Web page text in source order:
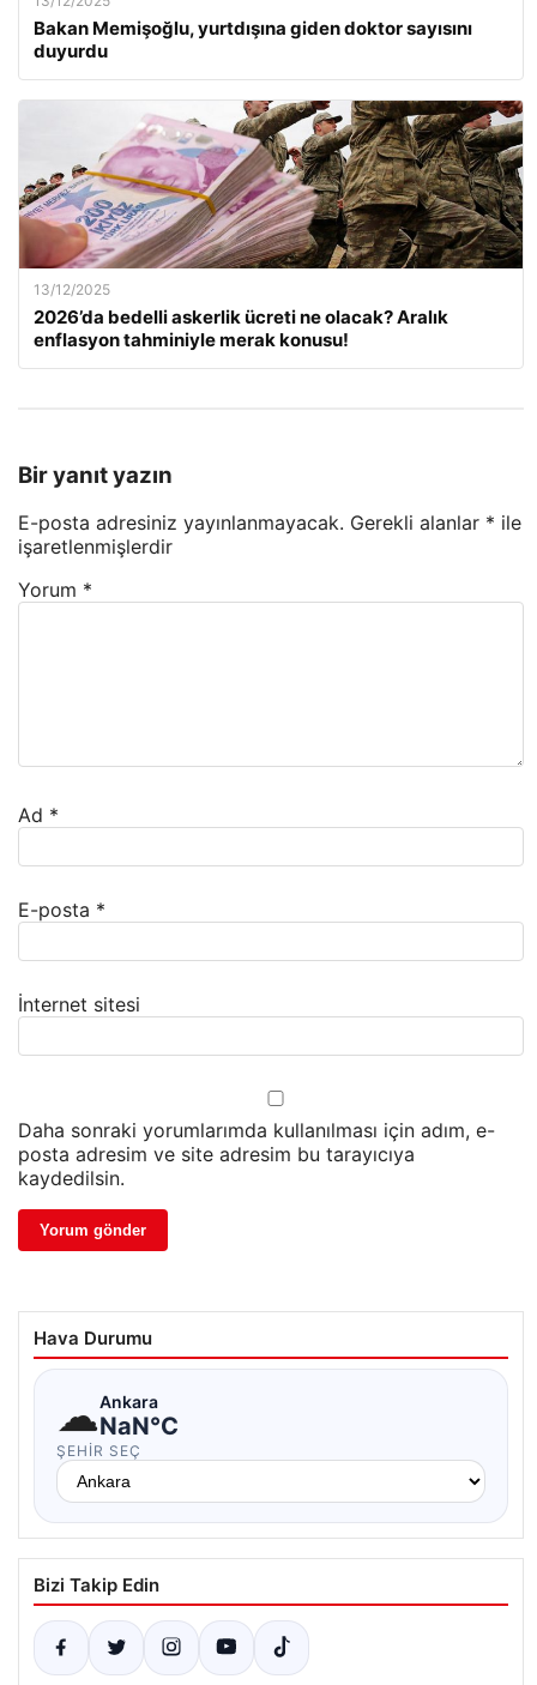
Bakan Memişoğlu, yurtdışına giden doktor sayısını
duyurdu
13/12/2025
2026’da bedelli askerlik ücreti ne olacak? Aralık
enflasyon tahminiyle merak konusu!
Bir yanıt yazın
E-posta adresiniz yayınlanmayacak. Gerekli alanlar * ile
işaretlenmişlerdir
Yorum *
Ad *
E-posta *
İnternet sitesi
Daha sonraki yorumlarımda kullanılması için adım, e-
posta adresim ve site adresim bu tarayıcıya
kaydedilsin.
Hava Durumu
☁Ankara
NaN°C
ŞEHIR SEÇ
Bizi Takip Edin